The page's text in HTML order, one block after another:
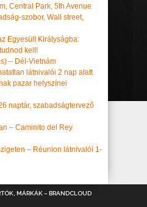
Central Park, 5th Avenue
szobor, Wall street,
Egyesült Királyságba:
kell!
– Dél-Vietnám
látnivalói 2 nap alatt
pazar helyszínei
naptár, szabadságtervező
– Caminito del Rey
– Réunion látnivalói 1-
MÁRKÁK – BRANDCLOUD